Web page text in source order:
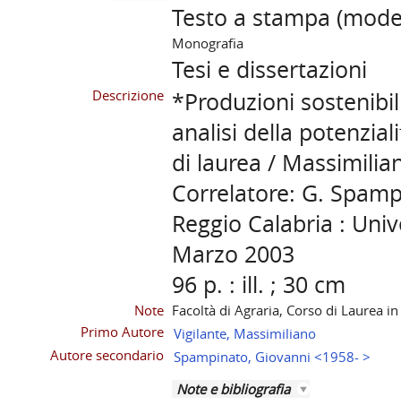
Testo a stampa
Monografia
Tesi e dissertazioni
Descrizione *Produzioni
analisi della
di laurea /
Correlatore: G.
Reggio Calabria :
Marzo 2003
96 p. : ill. ; 30 cm
Note Facoltà di Agraria, Corso di Laurea
Primo Autore Vigilante, Massimiliano
Autore secondario Spampinato, Giovanni <1958- >
Note e bibliografia